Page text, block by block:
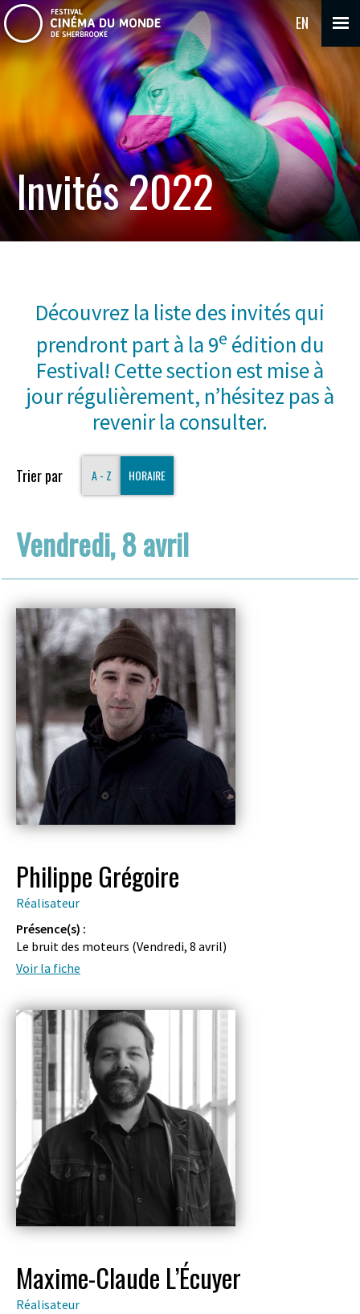
EN
Invités 2022
Découvrez la liste des invités qui
prendront part à la 9e édition du
Festival! Cette section est mise à
jour régulièrement, n’hésitez pas à
revenir la consulter.
Trier par A - Z HORAIRE
Vendredi, 8 avril
Philippe Grégoire
Réalisateur
Présence(s) :
Le bruit des moteurs (Vendredi, 8 avril)
Voir la fiche
Maxime-Claude L’Écuyer
Réalisateur